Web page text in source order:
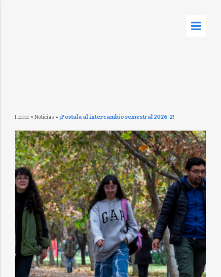
Home » Noticias » ¡Postula al intercambio semestral 2026-2!